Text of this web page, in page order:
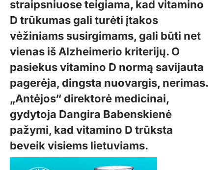
straipsniuose teigiama, kad vitamino
D trūkumas gali turėti įtakos
vėžiniams susirgimams, gali būti net
vienas iš Alzheimerio kriterijų. O
pasiekus vitamino D normą savijauta
pagerėja, dingsta nuovargis, nerimas.
„Antėjos“ direktorė medicinai,
gydytoja Dangira Babenskienė
pažymi, kad vitamino D trūksta
beveik visiems lietuviams.